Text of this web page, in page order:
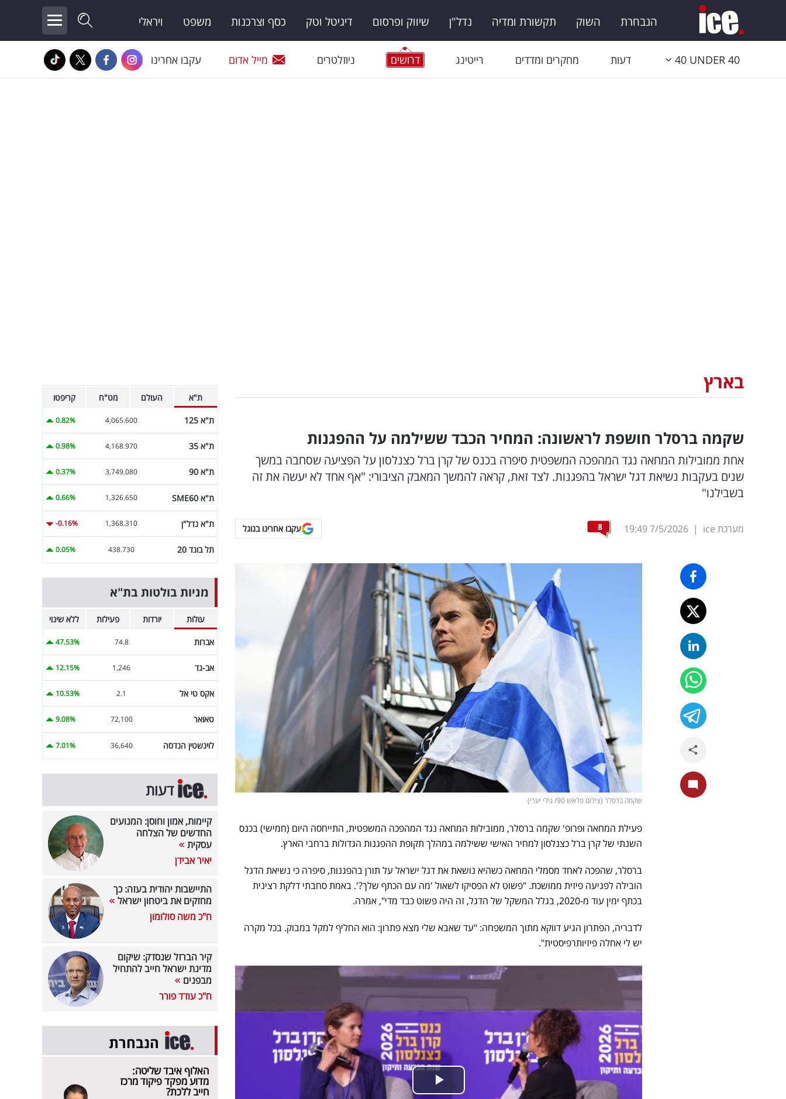
הנבחרת השוק תקשורת ומדיה נדל"ן שיווק ופרסום דיגיטל וטק כסף וצרכנות משפט ויראלי
40 UNDER 40 דעות מחקרים ומדדים רייטינג דרושים ניוזלטרים מייל אדום עקבו אחרינו
בארץ
שקמה ברסלר חושפת לראשונה: המחיר הכבד ששילמה על ההפגנות
אחת ממובילות המחאה נגד המהפכה המשפטית סיפרה בכנס של קרן ברל כצנלסון על הפציעה שסחבה במשך
שנים בעקבות נשיאת דגל ישראל בהפגנות. לצד זאת, קראה להמשך המאבק הציבורי: "אף אחד לא יעשה את זה
בשבילנו"
מערכת ice |
7/5/2026
19:49
8 עקבו אחרינו בגוגל
שקמה ברסלר (צילום פלאש 90/ גילי יערי)
פעילת המחאה ופרופ' שקמה ברסלר, ממובילות המחאה נגד המהפכה המשפטית, התייחסה היום (חמישי) בכנס
השנתי של קרן ברל כצנלסון למחיר האישי ששילמה במהלך תקופת ההפגנות הגדולות ברחבי הארץ.
ברסלר, שהפכה לאחד מסמלי המחאה כשהיא נושאת את דגל ישראל על תורן בהפגנות, סיפרה כי נשיאת הדגל
הובילה לפגיעה פיזית ממושכת. "פשוט לא הפסיקו לשאול 'מה עם הכתף שלך?'. באמת סחבתי דלקת רצינית
בכתף ימין עוד מ-2020, בגלל המשקל של הדגל, זה היה פשוט כבד מדי", אמרה.
לדבריה, הפתרון הגיע דווקא מתוך המשפחה: "עד שאבא שלי מצא פתרון: הוא החליף למקל במבוק. בכל מקרה
יש לי אחלה פיזיותרפיסטית".
ת"א העולם מט"ח קריפטו
ת"א 125 4,065.600
0.82%
ת"א 35 4,168.970
0.98%
ת"א 90 3,749.080
0.37%
ת"א SME60 1,326.650
0.66%
ת"א נדל"ן 1,368.310
-0.16%
תל בונד 20 438.730
0.05%
מניות בולטות בת"א
עולות יורדות פעילות ללא שינוי
אברות 74.8
47.53%
אב-גד 1,246
12.15%
אקס טי אל 2.1
10.53%
טאואר 72,100
9.08%
לוינשטין הנדסה 36,640
7.01%
דעות
קיימות, אמון וחוסן: המנועים
החדשים של הצלחה
עסקית
יאיר אבידן
התיישבות יהודית בעזה: כך
מחזקים את ביטחון ישראל
ח"כ משה סולומון
קיר הברזל שנסדק: שיקום
מדינת ישראל חייב להתחיל
מבפנים
ח"כ עודד פורר
הנבחרת
האלוף איבד שליטה:
מדוע מפקד פיקוד מרכז
חייב ללכת?